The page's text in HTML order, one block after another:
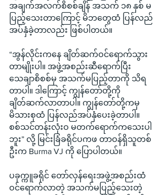
အချက်အလက်စိစစ်ချိန် အသက် ၁၈ နှစ် မ
ပြည့်သေးတာကြောင့် မိဘတွေထံ ပြန်လည်
အပ်နှံခဲ့တာလည်း ဖြစ်ပါတယ်။
“အွန်လိုင်းကနေ ချိတ်ဆက်ဝင်ရောက်သွား
တာမျိုးပါ။ အဖွဲ့အစည်းဆီရောက်ပြီး
သေချာစိစစ်မှ အသက်မပြည့်တာကို သိရ
တာပါ။ ဒါကြောင့် ကျွန်တော်တို့ကို
ချိတ်ဆက်လာတာပါ။ ကျွန်တော်တို့ကမှ
မိသားစုထံ ပြန်လည်အပ်နှံပေးခဲ့တာပါ။
စစ်သင်တန်းလုံးဝ မတက်ရောက်ကသေးပါ
ဘူး” လို့ မြင်းခြံခရိုင်ပကဖ တာဝန်ရှိသူတစ်
ဦးက Burma VJ ကို ပြောပါတယ်။
ပခုက္ကူခရိုင် တော်လှန်ရေးအဖွဲ့အစည်းထံ
ဝင်ရောက်လာတဲ့ အသက်မပြည့်သေးတဲ့